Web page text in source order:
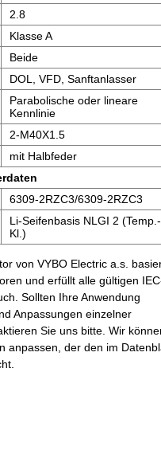
2.8
Klasse A
Beide
DOL, VFD, Sanftanlasser
Parabolische oder lineare
Kennlinie
2-M40X1.5
mit Halbfeder
6309-2RZC3/6309-2RZC3
Li-Seifenbasis NLGI 2 (Temp.-
Kl.)
von VYBO Electric a.s.
und erfüllt alle gültigen
Sollten Ihre Anwendung
Anpassungen einzelner
Sie uns bitte. Wir
anpassen, der den im